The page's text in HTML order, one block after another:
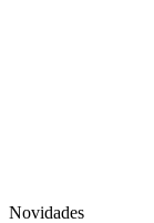
Novidades